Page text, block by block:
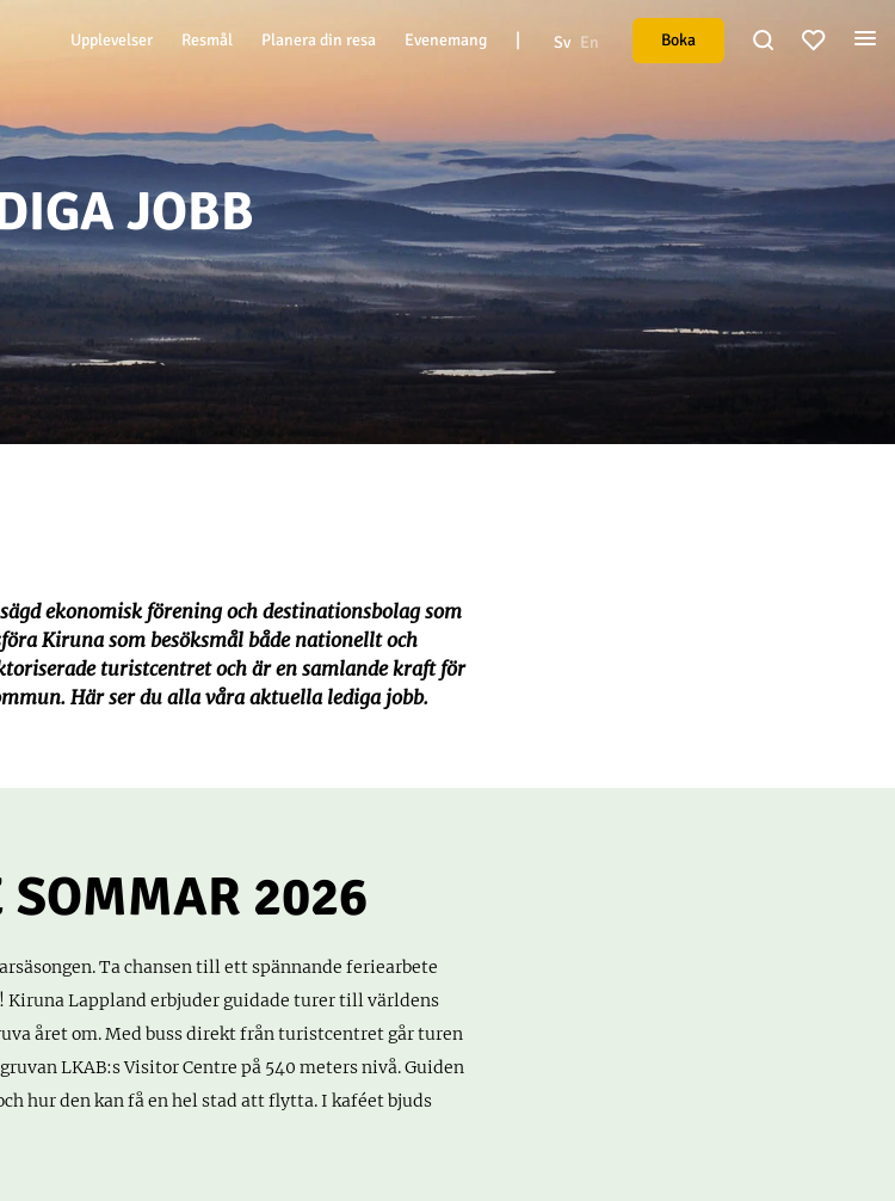
Upplevelser Resmål Planera din resa Evenemang | Sv En Boka
JOBB
ekonomisk förening och destinationsbolag som
Kiruna som besöksmål både nationellt och
turistcentret och är en samlande kraft för
Här ser du alla våra aktuella lediga jobb.
SOMMAR 2026
Ta chansen till ett spännande feriearbete
Lappland erbjuder guidade turer till världens
året om. Med buss direkt från turistcentret går turen
LKAB:s Visitor Centre på 540 meters nivå. Guiden
hur den kan få en hel stad att flytta. I kaféet bjuds